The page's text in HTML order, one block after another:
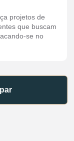
projetos de
que buscam
se no